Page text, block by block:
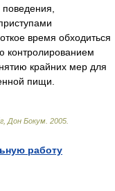
время обходиться
контролированием
крайних мер для
пищи.
Дон Бокум 2005
работу